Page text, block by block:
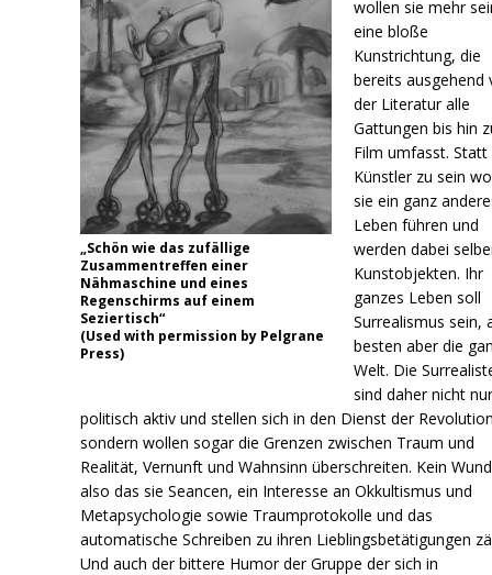
„Schön wie das zufällige
Zusammentreffen einer
Nähmaschine und eines
Regenschirms auf einem
Seziertisch“
(Used with permission by Pelgrane
Press)
wollen sie mehr
eine bloße
Kunstrichtung, die
bereits ausgehend
der Literatur alle
Gattungen bis hin
Film umfasst.
Künstler zu sein
sie ein ganz
Leben führen und
werden dabei
Kunstobjekten. Ihr
ganzes Leben soll
Surrealismus sein,
besten aber die
Welt. Die
sind daher nicht
politisch aktiv und stellen sich in den Dienst der
sondern wollen sogar die Grenzen zwischen Traum und
Realität, Vernunft und Wahnsinn überschreiten. Kein
also das sie Seancen, ein Interesse an Okkultismus und
Metapsychologie sowie Traumprotokolle und das
automatische Schreiben zu ihren Lieblingsbetätigungen
Und auch der bittere Humor der Gruppe der sich in